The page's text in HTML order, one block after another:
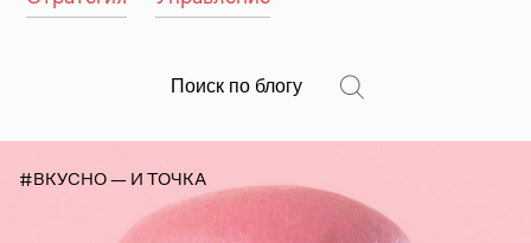
#ВКУСНО — И ТОЧКА